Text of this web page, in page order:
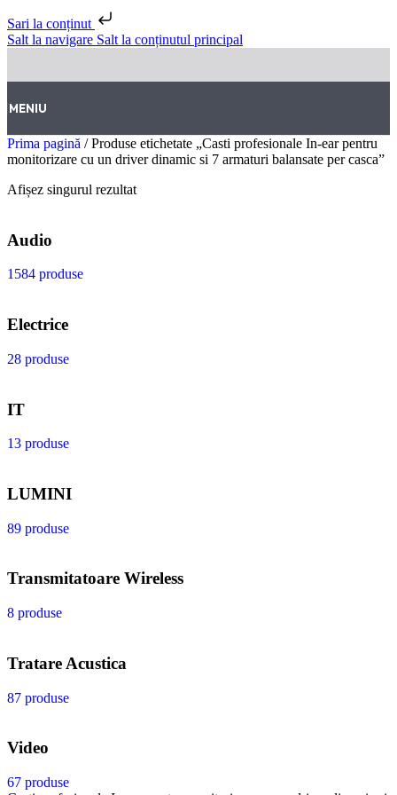
Sari la conținut
Salt la navigare Salt la conținutul principal
MENIU
Prima pagină / Produse etichetate „Casti profesionale In-ear pentru
monitorizare cu un driver dinamic si 7 armaturi balansate per casca”
Afișez singurul rezultat
Audio
1584 produse
Electrice
28 produse
IT
13 produse
LUMINI
89 produse
Transmitatoare Wireless
8 produse
Tratare Acustica
87 produse
Video
67 produse